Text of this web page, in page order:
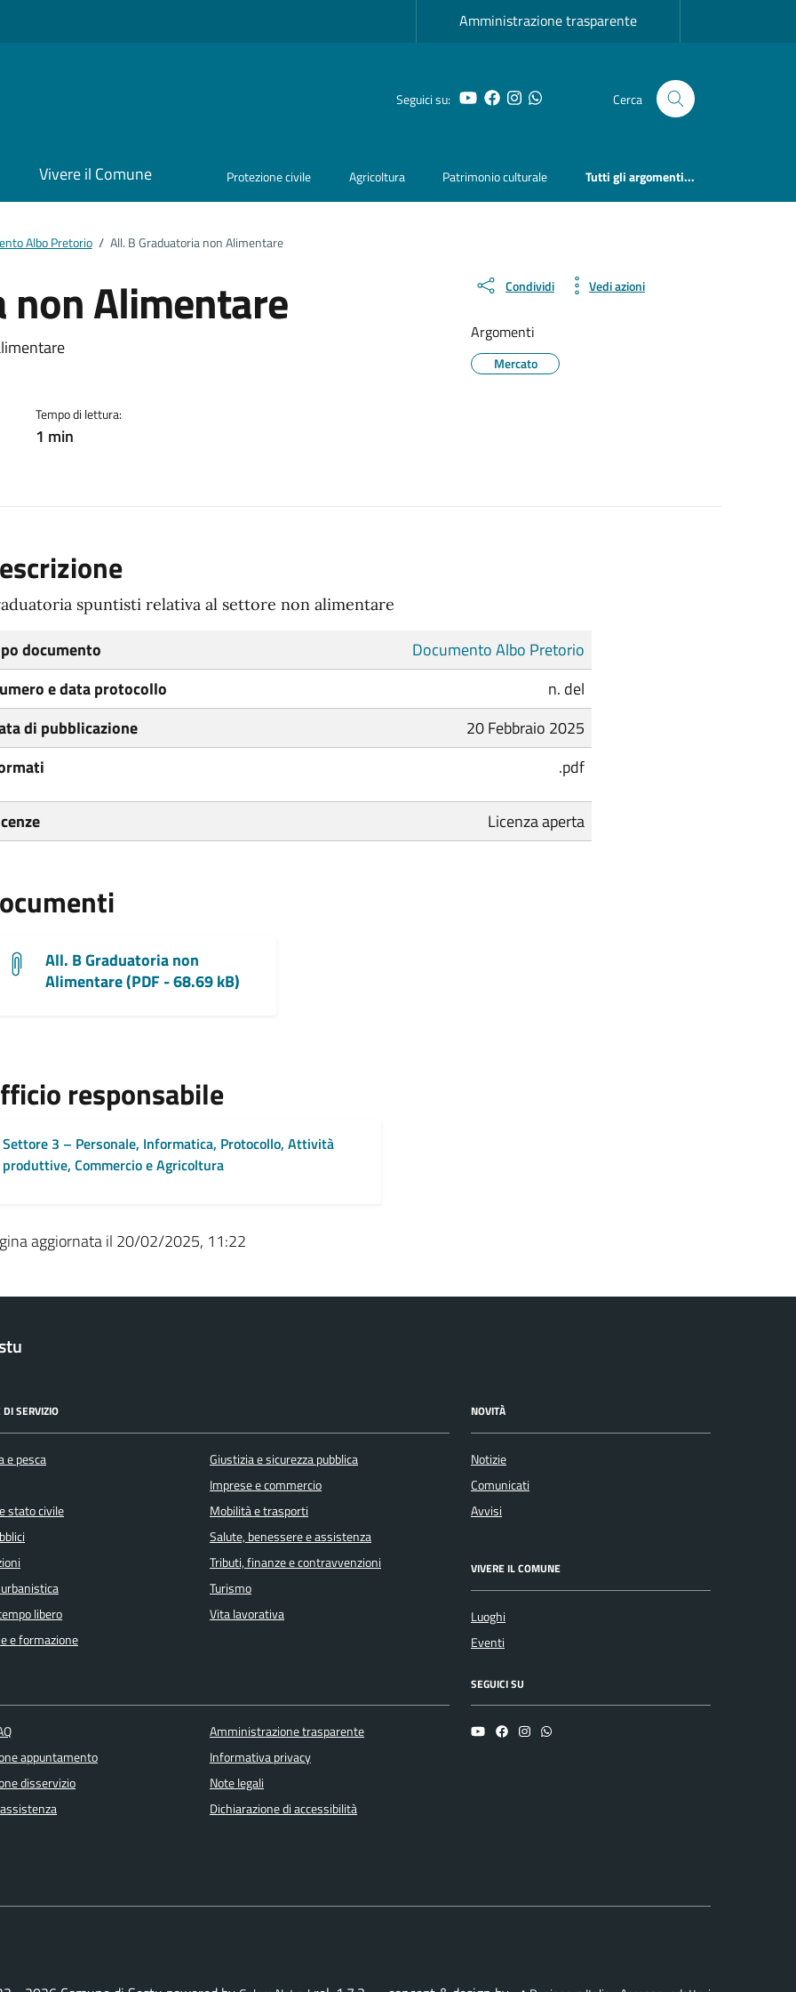
Amministrazione trasparente
Seguici su: YouTube
Facebook
Instagram
Whatsapp Cerca
Vivere il Comune Protezione civile Agricoltura Patrimonio culturale Tutti gli argomenti...
Albo Pretorio / All. B Graduatoria non Alimentare
non Alimentare
Tempo di lettura:
1 min
Condividi Vedi azioni
Argomenti
Mercato
spuntisti relativa al settore non alimentare
documento
Documento Albo Pretorio
e data protocollo
n. del
di pubblicazione
20 Febbraio 2025
.pdf
Licenza aperta
All. B Graduatoria non
Alimentare (PDF - 68.69 kB)
responsabile
Settore 3 – Personale, Informatica, Protocollo, Attività
produttive, Commercio e Agricoltura
aggiornata il 20/02/2025, 11:22
DI SERVIZIO
e pesca
stato civile
libero
e formazione
Giustizia e sicurezza pubblica
Imprese e commercio
Mobilità e trasporti
Salute, benessere e assistenza
Tributi, finanze e contravvenzioni
Turismo
Vita lavorativa
NOVITÀ
Notizie
Comunicati
Avvisi
VIVERE IL COMUNE
Luoghi
Eventi
appuntamento
disservizio
Amministrazione trasparente
Informativa privacy
Note legali
Dichiarazione di accessibilità
SEGUICI SU
YouTubeFacebookInstagramWhatsapp